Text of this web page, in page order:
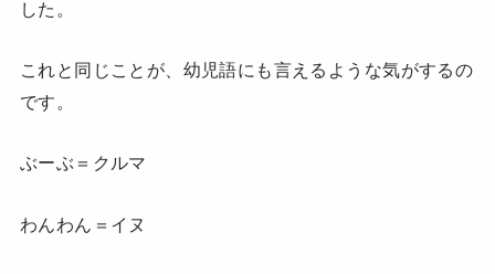
した。
これと同じことが、幼児語にも言えるような気がするの
です。
ぶーぶ＝クルマ
わんわん＝イヌ